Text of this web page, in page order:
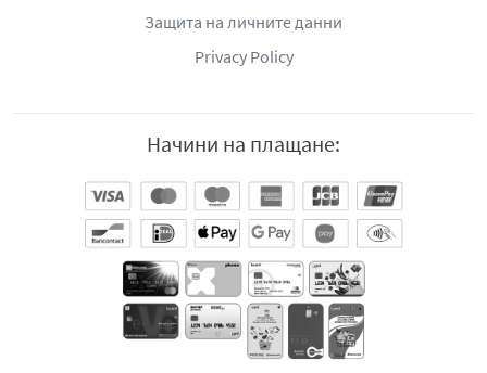
Защита на личните данни
Privacy Policy
Начини на плащане: